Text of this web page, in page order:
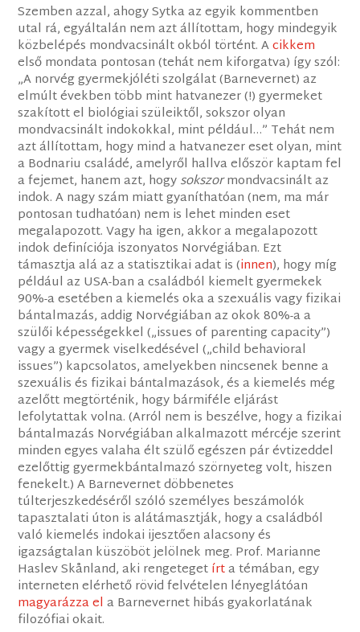
Szemben azzal, ahogy Sytka az egyik kommentben
utal rá, egyáltalán nem azt állítottam, hogy mindegyik
közbelépés mondvacsinált okból történt. Acikkem
első mondata pontosan (tehát nem kiforgatva) így szól:
„A norvég gyermekjóléti szolgálat (Barnevernet) az
elmúlt években több mint hatvanezer (!) gyermeket
szakított el biológiai szüleiktől, sokszor olyan
mondvacsinált indokokkal, mint például…” Tehát nem
azt állítottam, hogy mind a hatvanezer eset olyan, mint
a Bodnariu családé, amelyről hallva először kaptam fel
a fejemet, hanem azt, hogysokszormondvacsinált az
indok. A nagy szám miatt gyaníthatóan (nem, ma már
pontosan tudhatóan) nem is lehet minden eset
megalapozott. Vagy ha igen, akkor a megalapozott
indok definíciója iszonyatos Norvégiában.​ Ezt
támasztja alá az a statisztikai adat is (innen), hogy míg
például az USA-ban a családból kiemelt gyermekek
90%-a esetében a kiemelés oka a szexuális vagy fizikai
bántalmazás, addig Norvégiában az okok 80%-a a
szülői képességekkel („issues of parenting capacity”)
vagy a gyermek viselkedésével („child behavioral
issues”) kapcsolatos, amelyekben nincsenek benne a
szexuális és fizikai bántalmazások, és a kiemelés még
azelőtt megtörténik, hogy bármiféle eljárást
lefolytattak volna. (Arról nem is beszélve, hogy a fizikai
bántalmazás Norvégiában alkalmazott mércéje szerint
minden egyes valaha élt szülő egészen pár évtizeddel
ezelőttig gyermekbántalmazó szörnyeteg volt, hiszen
fenekelt.) A Barnevernet döbbenetes
túlterjeszkedéséről szóló személyes beszámolók
tapasztalati úton is alátámasztják, hogy a családból
való kiemelés indokai ijesztően alacsony és
igazságtalan küszöböt jelölnek meg. Prof. Marianne
Haslev Skånland, aki rengetegetírta témában, egy
interneten elérhető rövid felvételen lényeglátóan
magyarázza el a Barnevernet hibás gyakorlatának
filozófiai okait.